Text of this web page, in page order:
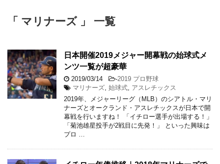
「 マリナーズ 」 一覧
日本開催2019メジャー開幕戦の始球式メ
ンツ一覧が超豪華
2019/03/14 -2019 プロ野球
マリナーズ 始球式 アスレチックス
2019年、メジャーリーグ（MLB）のシアトル・マリ
ナーズとオークランド・アスレチックスが日本で開
幕戦を行いますね！ 「イチロー選手が出場する！」
「菊池雄星投手が2戦目に先発！」 といった興味は
プロ …